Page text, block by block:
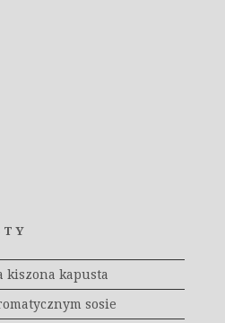
kiszona kapusta
sosie